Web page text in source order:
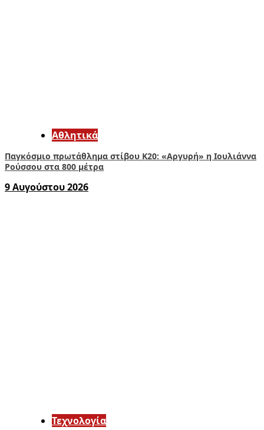
Αθλητικά
Παγκόσμιο πρωτάθλημα στίβου Κ20: «Αργυρή» η Ιουλιάννα
Ρούσσου στα 800 μέτρα
9 Αυγούστου 2026
Τεχνολογία